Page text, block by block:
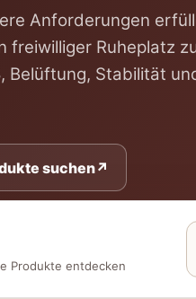
Anforderungen
freiwilliger Ruheplatz
Belüftung, Stabilität
suchen↗
Produkte entdecken